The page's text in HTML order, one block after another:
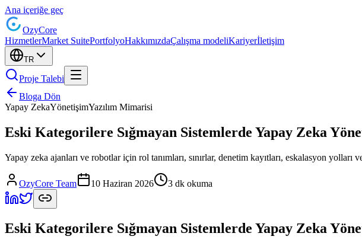
Ana içeriğe geç
OzyCore
HizmetlerMarket SuitePortfolyoHakkımızdaÇalışma modeliKariyerİletişim
TR
Proje Talebi
Bloga Dön
Yapay ZekaYönetişimYazılım Mimarisi
Eski Kategorilere Sığmayan Sistemlerde Yapay Zeka
Yapay zeka ajanları ve robotlar için rol tanımları, sınırlar, denetim kayıtları, eskalasyon
OzyCore Team 10 Haziran 2026 3 dk okuma
Eski Kategorilere Sığmayan Sistemlerde Yapay Zeka